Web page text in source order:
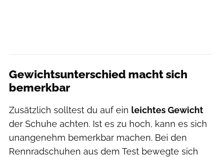
Gewichtsunterschied macht sich
bemerkbar
Zusätzlich solltest du auf ein leichtes Gewicht
der Schuhe achten. Ist es zu hoch, kann es sich
unangenehm bemerkbar machen. Bei den
Rennradschuhen aus dem Test bewegte sich